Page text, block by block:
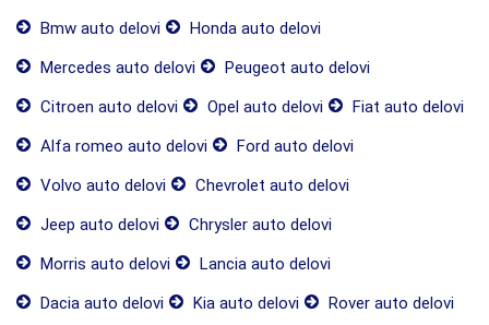
Bmw auto delovi
Honda auto delovi
Mercedes auto delovi
Peugeot auto delovi
Citroen auto delovi
Opel auto delovi
Fiat auto delovi
Alfa romeo auto delovi
Ford auto delovi
Volvo auto delovi
Chevrolet auto delovi
Jeep auto delovi
Chrysler auto delovi
Morris auto delovi
Lancia auto delovi
Dacia auto delovi
Kia auto delovi
Rover auto delovi